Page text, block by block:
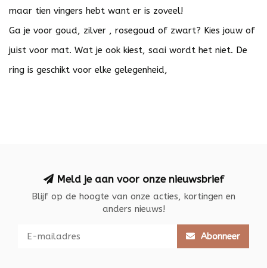
maar tien vingers hebt want er is zoveel!
Ga je voor goud, zilver , rosegoud of zwart? Kies jouw of
juist voor mat. Wat je ook kiest, saai wordt het niet. De
ring is geschikt voor elke gelegenheid,
Meld je aan voor onze nieuwsbrief
Blijf op de hoogte van onze acties, kortingen en
anders nieuws!
Abonneer